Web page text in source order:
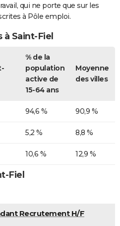
qui ne porte que sur les
à Pôle emploi.
Saint-Fiel
% de la
population
active de
15-64 ans
Moyenne
des villes
94,6 % 90,9 %
5,2 % 8,8 %
10,6 % 12,9 %
Fiel
Recrutement H/F